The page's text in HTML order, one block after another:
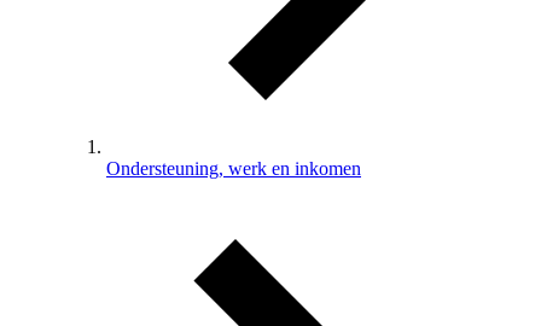
Ondersteuning, werk en inkomen